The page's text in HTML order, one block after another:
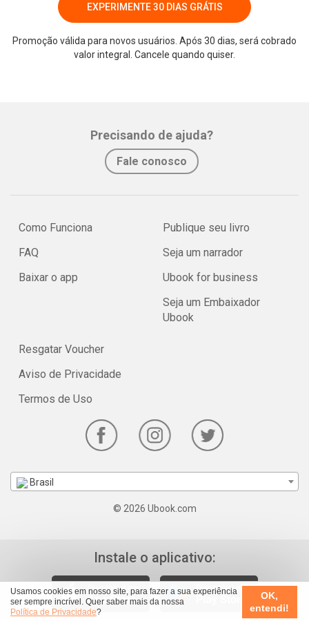
Usamos cookies em nosso site, para fazer a sua experiência
ser sempre incrível. Quer saber mais da nossa
Política de Privacidade?
OK,
entendi!
EXPERIMENTE 30 DIAS GRÁTIS
Promoção válida para novos usuários. Após 30 dias, será cobrado
valor integral. Cancele quando quiser.
Precisando de ajuda?
Fale conosco
Como Funciona
FAQ
Baixar o app
Publique seu livro
Seja um narrador
Ubook for business
Seja um Embaixador
Ubook
Resgatar Voucher
Aviso de Privacidade
Termos de Uso
Brasil
© 2026 Ubook.com
Instale o aplicativo: